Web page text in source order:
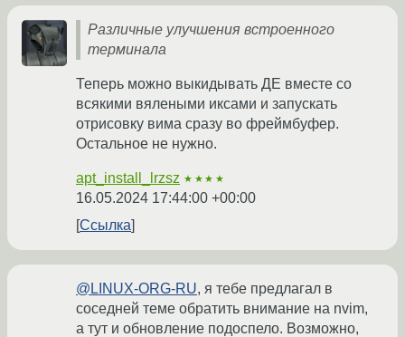
Различные улучшения встроенного
терминала
Теперь можно выкидывать ДЕ вместе со
всякими вялеными иксами и запускать
отрисовку вима сразу во фреймбуфер.
Остальное не нужно.
apt_install_lrzsz ★★★★
16.05.2024 17:44:00 +00:00
Ссылка
@LINUX-ORG-RU, я тебе предлагал в
соседней теме обратить внимание на nvim,
а тут и обновление подоспело. Возможно,